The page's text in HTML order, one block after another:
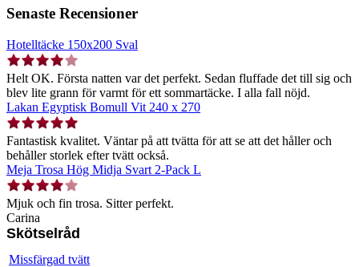
Senaste Recensioner
Hotelltäcke 150x200 Sval
Helt OK. Första natten var det perfekt. Sedan fluffade det till sig och
blev lite grann för varmt för ett sommartäcke. I alla fall nöjd.
Lakan Egyptisk Bomull Vit 240 x 270
Fantastisk kvalitet. Väntar på att tvätta för att se att det håller och
behåller storlek efter tvätt också.
Meja Trosa Hög Midja Svart 2-Pack L
Mjuk och fin trosa. Sitter perfekt.
Carina
Skötselråd
Missfärgad tvätt